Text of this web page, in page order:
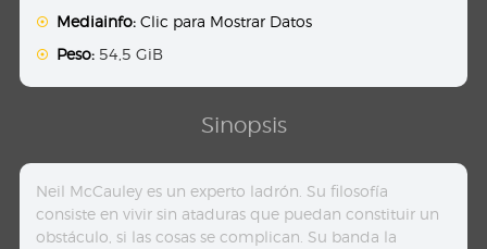
Mediainfo: Clic para Mostrar Datos
Peso: 54,5 GiB
Sinopsis
Neil McCauley es un experto ladrón. Su filosofía
consiste en vivir sin ataduras que puedan constituir un
obstáculo, si las cosas se complican. Su banda la